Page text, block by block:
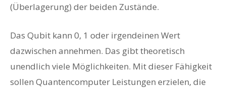
(Überlagerung) der beiden Zustände.
Das Qubit kann 0, 1 oder irgendeinen Wert
dazwischen annehmen. Das gibt theoretisch
unendlich viele Möglichkeiten. Mit dieser Fähigkeit
sollen Quantencomputer Leistungen erzielen, die